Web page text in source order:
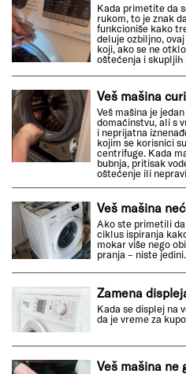
Kada primetite da
rukom, to je znak
funkcioniše kako
deluje ozbiljno,
koji, ako se ne
oštećenja i skupljih
Veš mašina
Veš mašina je
domaćinstvu, ali s
i neprijatna
kojim se korisnici
centrifuge. Kada
bubnja, pritisak
oštećenje ili
Veš mašina
Ako ste primetili da
ciklus ispiranja
mokar više nego
pranja – niste jedini.
Zamena
Kada se displej na
da je vreme za
Veš mašina ne